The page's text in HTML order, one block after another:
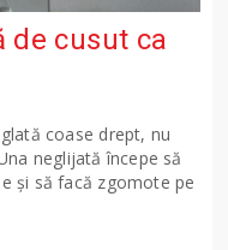
de cusut ca
coase drept, nu
neglijată începe să
și să facă zgomote pe